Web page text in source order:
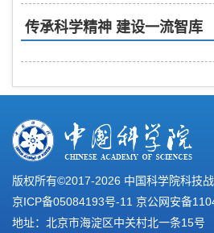
传承科学精神 建设一流智库
版权所有©2017-2026 中国科学院科技
京ICP备05084193号-11 京公网安备
地址：北京市海淀区中关村北一条15号